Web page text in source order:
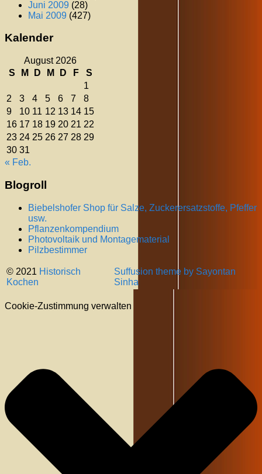
Juni 2009 (28)
Mai 2009 (427)
Kalender
August 2026
S
M D M D F
S
1
2
3 4 5 6 7
8
9
10 11 12 13 14 15
16 17 18 19 20 21 22
23 24 25 26 27 28 29
30 31
« Feb.
Blogroll
Biebelshofer Shop für Salze, Zuckerersatzstoffe, Pfeffer
usw.
Pflanzenkompendium
Photovoltaik und Montagematerial
Pilzbestimmer
© 2021 Historisch
Kochen
Suffusion theme by Sayontan
Sinha
Cookie-Zustimmung verwalten